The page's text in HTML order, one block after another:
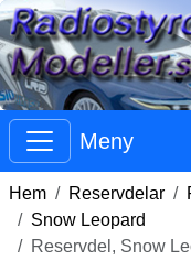
Meny
Hem Reservdelar
Snow Leopard
Reservdel, Snow